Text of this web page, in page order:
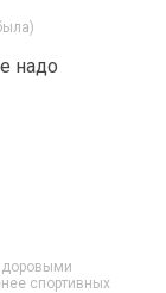
надо
спортивных